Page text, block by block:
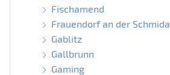
Fischamend
Frauendorf an der Schmida
Gablitz
Gallbrunn
Gaming